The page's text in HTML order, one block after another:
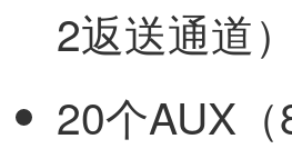
2返送通道）
20个AUX